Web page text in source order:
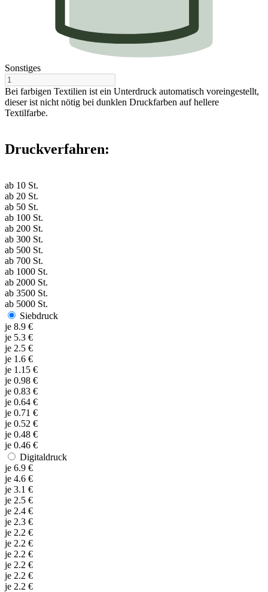
Sonstiges
Bei farbigen Textilien ist ein Unterdruck automatisch voreingestellt,
dieser ist nicht nötig bei dunklen Druckfarben auf hellere
Textilfarbe.
Druckverfahren:
ab 10 St.
ab 20 St.
ab 50 St.
ab 100 St.
ab 200 St.
ab 300 St.
ab 500 St.
ab 700 St.
ab 1000 St.
ab 2000 St.
ab 3500 St.
ab 5000 St.
Siebdruck
je 8.9 €
je 5.3 €
je 2.5 €
je 1.6 €
je 1.15 €
je 0.98 €
je 0.83 €
je 0.64 €
je 0.71 €
je 0.52 €
je 0.48 €
je 0.46 €
Digitaldruck
je 6.9 €
je 4.6 €
je 3.1 €
je 2.5 €
je 2.4 €
je 2.3 €
je 2.2 €
je 2.2 €
je 2.2 €
je 2.2 €
je 2.2 €
je 2.2 €